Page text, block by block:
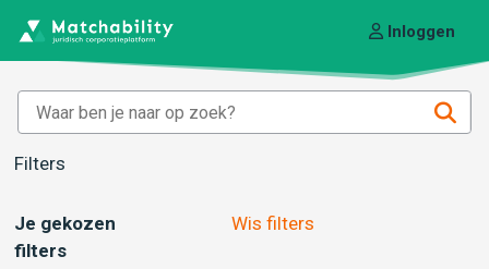
Inloggen
Filters
Je gekozen
filters
Wis filters